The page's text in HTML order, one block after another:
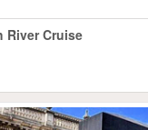
River Cruise